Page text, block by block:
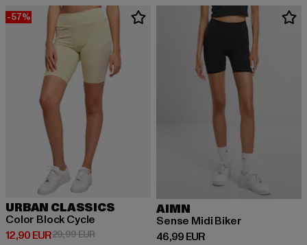
-57%
URBAN CLASSICS
Color Block Cycle
12,90 EUR
Derzeitiger Preis: 12,90 EUR
29,99 EURAktionspreis: 29,99 EUR
AIMN
Sense Midi Biker
46,99 EUR
Derzeitiger Preis: 46,99 EUR